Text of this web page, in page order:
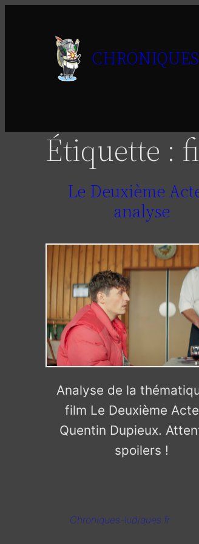
Étiquette :
Le Deuxième
analyse
Analyse de la
film Le Deuxième
Quentin Dupieux.
spoilers !
Chroniques-ludiques.fr